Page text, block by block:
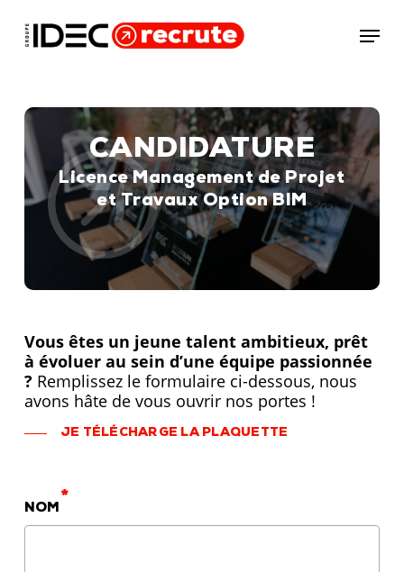
Menu
CANDIDATURE
Licence Management de Projet
et Travaux Option BIM
Vous êtes un jeune talent ambitieux, prêt
à évoluer au sein d’une équipe passionnée
?Remplissez le formulaire ci-dessous, nous
avons hâte de vous ouvrir nos portes !
JE TÉLÉCHARGE LA PLAQUETTE
NOM
*